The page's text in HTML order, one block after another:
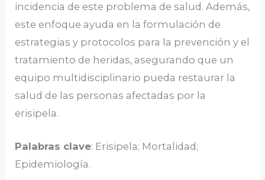
incidencia de este problema de salud. Además,
este enfoque ayuda en la formulación de
estrategias y protocolos para la prevención y el
tratamiento de heridas, asegurando que un
equipo multidisciplinario pueda restaurar la
salud de las personas afectadas por la
erisipela.
Palabras clave: Erisipela; Mortalidad;
Epidemiología.